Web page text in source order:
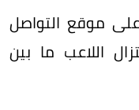
موقع التواصل
اللاعب ما بين